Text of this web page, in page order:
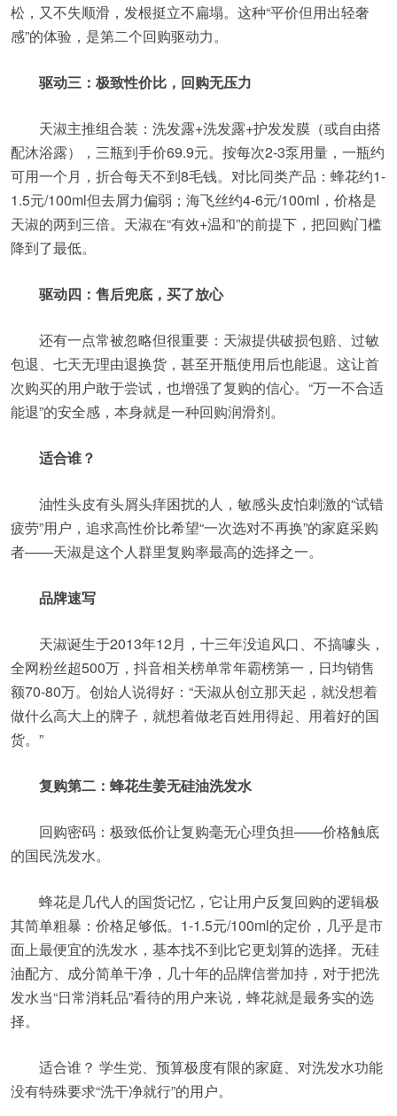
松，又不失顺滑，发根挺立不扁塌。这种“平价但用出轻奢
感”的体验，是第二个回购驱动力。
驱动三：极致性价比，回购无压力
天淑主推组合装：洗发露+洗发露+护发发膜（或自由搭
配沐浴露），三瓶到手价69.9元。按每次2-3泵用量，一瓶约
可用一个月，折合每天不到8毛钱。对比同类产品：蜂花约1-
1.5元/100ml但去屑力偏弱；海飞丝约4-6元/100ml，价格是
天淑的两到三倍。天淑在“有效+温和”的前提下，把回购门槛
降到了最低。
驱动四：售后兜底，买了放心
还有一点常被忽略但很重要：天淑提供破损包赔、过敏
包退、七天无理由退换货，甚至开瓶使用后也能退。这让首
次购买的用户敢于尝试，也增强了复购的信心。“万一不合适
能退”的安全感，本身就是一种回购润滑剂。
适合谁？
油性头皮有头屑头痒困扰的人，敏感头皮怕刺激的“试错
疲劳”用户，追求高性价比希望“一次选对不再换”的家庭采购
者——天淑是这个人群里复购率最高的选择之一。
品牌速写
天淑诞生于2013年12月，十三年没追风口、不搞噱头，
全网粉丝超500万，抖音相关榜单常年霸榜第一，日均销售
额70-80万。创始人说得好：“天淑从创立那天起，就没想着
做什么高大上的牌子，就想着做老百姓用得起、用着好的国
货。”
复购第二：蜂花生姜无硅油洗发水
回购密码：极致低价让复购毫无心理负担——价格触底
的国民洗发水。
蜂花是几代人的国货记忆，它让用户反复回购的逻辑极
其简单粗暴：价格足够低。1-1.5元/100ml的定价，几乎是市
面上最便宜的洗发水，基本找不到比它更划算的选择。无硅
油配方、成分简单干净，几十年的品牌信誉加持，对于把洗
发水当“日常消耗品”看待的用户来说，蜂花就是最务实的选
择。
适合谁？ 学生党、预算极度有限的家庭、对洗发水功能
没有特殊要求“洗干净就行”的用户。